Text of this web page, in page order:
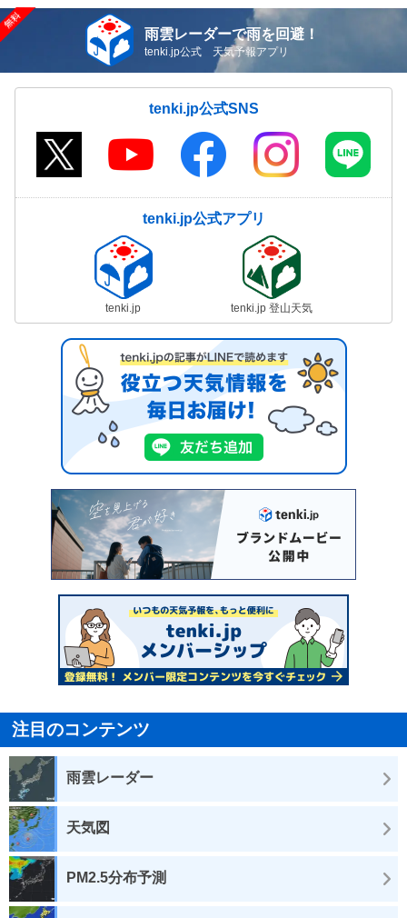
雨雲レーダーで雨を回避！
tenki.jp公式 天気予報アプリ
tenki.jp公式SNS
tenki.jp公式アプリ
tenki.jp tenki.jp 登山天気
注目のコンテンツ
雨雲レーダー
天気図
PM2.5分布予測